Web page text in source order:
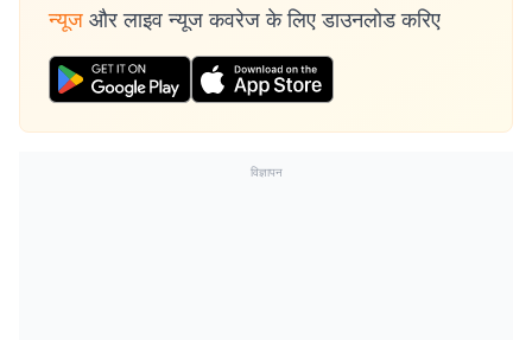
न्यूज और लाइव न्यूज कवरेज के लिए डाउनलोड करिए
विज्ञापन